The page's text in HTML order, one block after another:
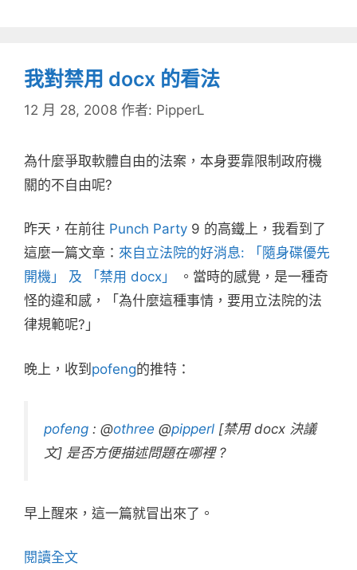
我對禁用 docx 的看法
12 月 28, 2008 作者: PipperL
為什麼爭取軟體自由的法案，本身要靠限制政府機
關的不自由呢?
昨天，在前往 Punch Party 9 的高鐵上，我看到了
這麼一篇文章： 來自立法院的好消息: 「隨身碟優先
開機」 及 「禁用 docx」
。當時的感覺，是一種奇
怪的違和感，「為什麼這種事情，要用立法院的法
律規範呢?」
晚上，收到 pofeng的推特：
pofeng : @othree @pipperl [禁用 docx 決議
文] 是否方便描述問題在哪裡 ?
早上醒來，這一篇就冒出來了。
閱讀全文